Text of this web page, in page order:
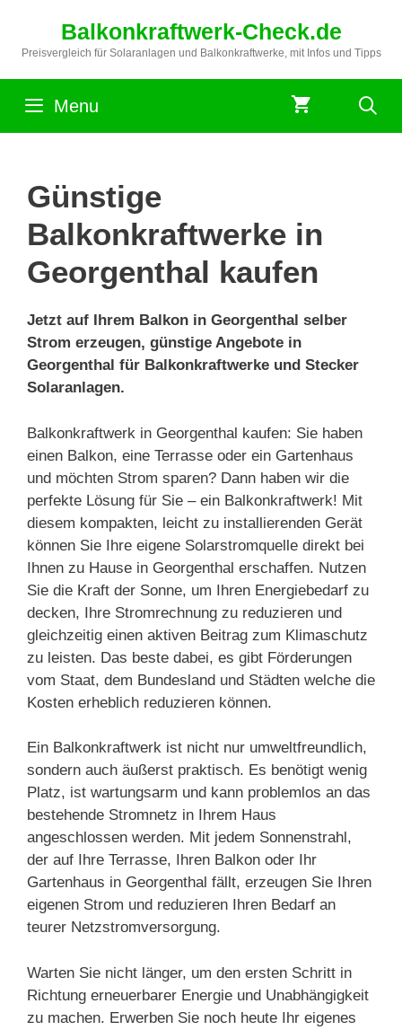
springen
Balkonkraftwerk-Check.de
Preisvergleich für Solaranlagen und Balkonkraftwerke, mit Infos und Tipps
Menu
Günstige
Balkonkraftwerke in
Georgenthal kaufen
Jetzt auf Ihrem Balkon in Georgenthal selber
Strom erzeugen, günstige Angebote in
Georgenthal für Balkonkraftwerke und Stecker
Solaranlagen.
Balkonkraftwerk in Georgenthal kaufen: Sie haben
einen Balkon, eine Terrasse oder ein Gartenhaus
und möchten Strom sparen? Dann haben wir die
perfekte Lösung für Sie – ein Balkonkraftwerk! Mit
diesem kompakten, leicht zu installierenden Gerät
können Sie Ihre eigene Solarstromquelle direkt bei
Ihnen zu Hause in Georgenthal erschaffen. Nutzen
Sie die Kraft der Sonne, um Ihren Energiebedarf zu
decken, Ihre Stromrechnung zu reduzieren und
gleichzeitig einen aktiven Beitrag zum Klimaschutz
zu leisten. Das beste dabei, es gibt Förderungen
vom Staat, dem Bundesland und Städten welche die
Kosten erheblich reduzieren können.
Ein Balkonkraftwerk ist nicht nur umweltfreundlich,
sondern auch äußerst praktisch. Es benötigt wenig
Platz, ist wartungsarm und kann problemlos an das
bestehende Stromnetz in Ihrem Haus
angeschlossen werden. Mit jedem Sonnenstrahl,
der auf Ihre Terrasse, Ihren Balkon oder Ihr
Gartenhaus in Georgenthal fällt, erzeugen Sie Ihren
eigenen Strom und reduzieren Ihren Bedarf an
teurer Netzstromversorgung.
Warten Sie nicht länger, um den ersten Schritt in
Richtung erneuerbarer Energie und Unabhängigkeit
zu machen. Erwerben Sie noch heute Ihr eigenes